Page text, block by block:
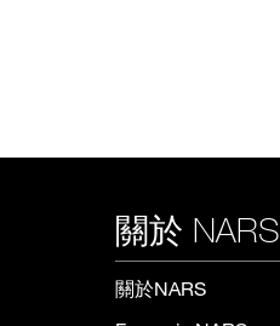
關於 NARS
關於NARS